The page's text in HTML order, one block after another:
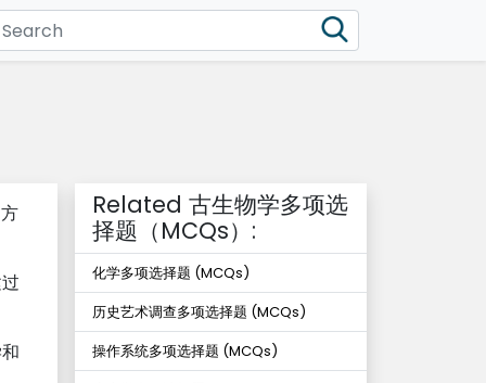
Related 古生物学多项选
择题（MCQs）:
化学多项选择题 (MCQs)
历史艺术调查多项选择题 (MCQs)
操作系统多项选择题 (MCQs)